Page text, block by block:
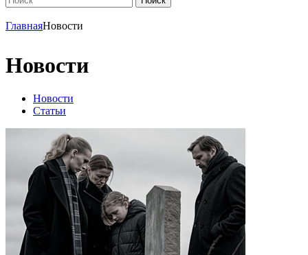
ГлавнаяНовости
Новости
Новости
Статьи